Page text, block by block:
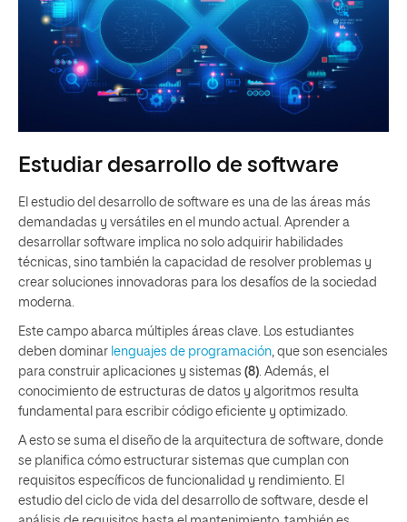
Estudiar desarrollo de software
El estudio del desarrollo de software es una de las áreas más
demandadas y versátiles en el mundo actual. Aprender a
desarrollar software implica no solo adquirir habilidades
técnicas, sino también la capacidad de resolver problemas y
crear soluciones innovadoras para los desafíos de la sociedad
moderna.
Este campo abarca múltiples áreas clave. Los estudiantes
deben dominar lenguajes de programación, que son esenciales
para construir aplicaciones y sistemas (8). Además, el
conocimiento de estructuras de datos y algoritmos resulta
fundamental para escribir código eficiente y optimizado.
A esto se suma el diseño de la arquitectura de software, donde
se planifica cómo estructurar sistemas que cumplan con
requisitos específicos de funcionalidad y rendimiento. El
estudio del ciclo de vida del desarrollo de software, desde el